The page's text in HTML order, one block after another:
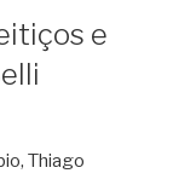
e
Thiago